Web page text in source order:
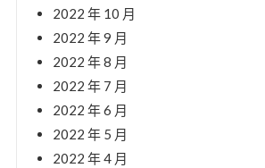
2022 年 10 月
2022 年 9 月
2022 年 8 月
2022 年 7 月
2022 年 6 月
2022 年 5 月
2022 年 4 月